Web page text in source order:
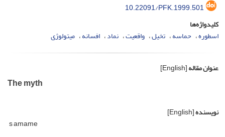
10.22091/PFK.1999.501
کلیدواژه‌ها
اسطوره حماسه تخیل واقعیت نماد افسانه میتولوژی
عنوان مقاله[English]
The myth
نویسنده[English]
s amame